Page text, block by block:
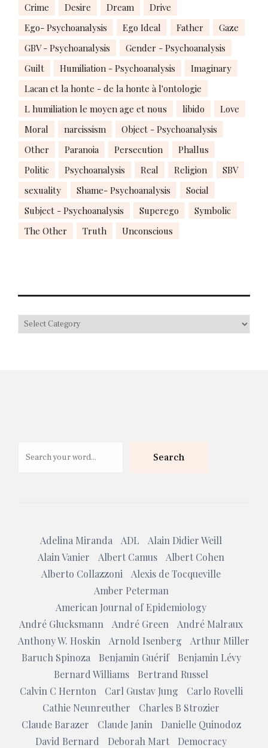
Crime Desire Dream
Drive
Ego- Psychoanalysis
Ego Ideal Father
Gaze
GBV - Psychoanalysis
Gender - Psychoanalysis
Guilt
Humiliation - Psychoanalysis
Imaginary
Lacan et la honte - de la honte à l'ontologie
L humiliation le moyen age et nous
libido
Love
Moral
narcissism
Object - Psychoanalysis
Other
Paranoia Persecution
Phallus
Politic
Psychoanalysis Real Religion
SBV
sexuality
Shame- Psychoanalysis
Social
Subject - Psychoanalysis
Superego
Symbolic
The Other
Truth Unconscious
Search
Adelina Miranda ADL
Alain Didier Weill
Alain Vanier
Albert Camus
Albert Cohen
Alberto Collazzoni
Alexis de Tocqueville
Amber Peterman
American Journal of Epidemiology
André Glucksmann
André Green
André Malraux
Anthony W. Hoskin
Arnold Isenberg
Arthur Miller
Baruch Spinoza
Benjamin Guérif
Benjamin Lévy
Bernard Williams
Bertrand Russel
Calvin C Hernton
Carl Gustav Jung
Carlo Rovelli
Cathie Neunreuther
Charles B Strozier
Claude Barazer
Claude Janin
Danielle Quinodoz
David Bernard
Deborah Mart
Democracy